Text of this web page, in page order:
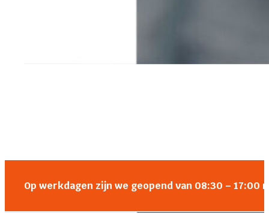
Op werkdagen zijn we geopend van 08:30 –